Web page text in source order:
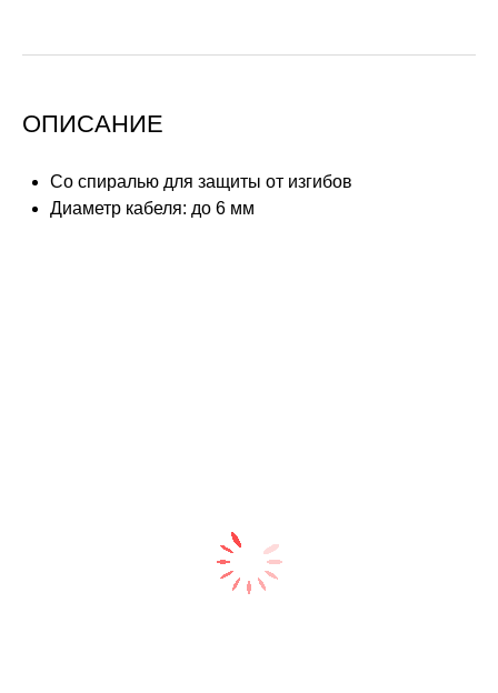
ОПИСАНИЕ
Со спиралью для защиты от изгибов
Диаметр кабеля: до 6 мм